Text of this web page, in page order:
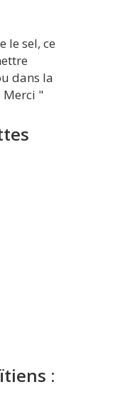
le sel, ce
dans la
Merci "
: